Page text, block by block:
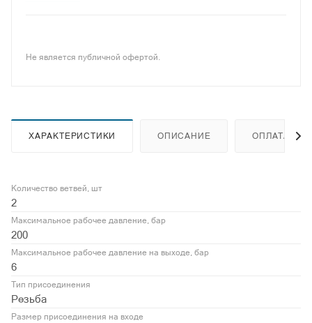
Не является публичной офертой.
ХАРАКТЕРИСТИКИ ОПИСАНИЕ ОПЛАТА
Количество ветвей, шт
2
Максимальное рабочее давление, бар
200
Максимальное рабочее давление на выходе, бар
6
Тип присоединения
Резьба
Размер присоединения на входе